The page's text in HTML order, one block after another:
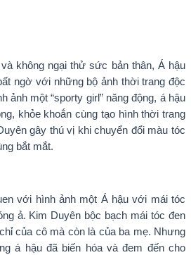
không ngại thử sức bản thân, Á hậu
ngờ với những bộ ảnh thời trang độc
ảnh một “sporty girl” năng động, á hậu
khỏe khoắn cùng tạo hình thời trang
gây thú vị khi chuyển đổi màu tóc
bắt mắt.
với hình ảnh một Á hậu với mái tóc
ả. Kim Duyên bộc bạch mái tóc đen
của cô mà còn là của ba mẹ. Nhưng
á hậu đã biến hóa và đem đến cho